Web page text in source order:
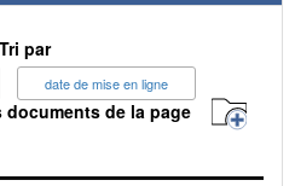
Tri par
date de mise en ligne
de la page